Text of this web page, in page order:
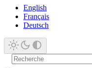
English
Français
Deutsch